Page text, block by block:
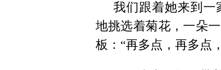
我们跟着她来到一
地挑选着菊花，一朵
板：“再多点，再多点